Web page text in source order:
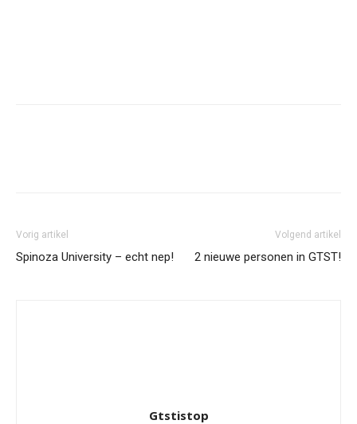
Vorig artikel
Spinoza University – echt nep!
Volgend artikel
2 nieuwe personen in GTST!
Gtstistop